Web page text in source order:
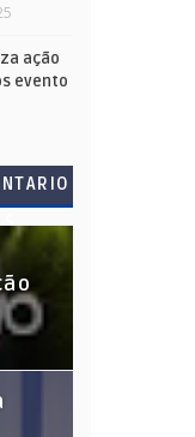
ação
evento
S